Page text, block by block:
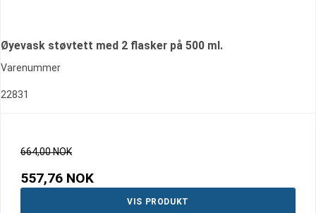
Øyevask støvtett med 2 flasker på 500 ml.
Varenummer
22831
664,00 NOK
557,76 NOK
VIS PRODUKT